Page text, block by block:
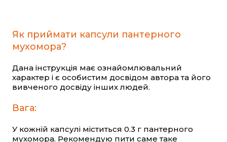
Як приймати капсули пантерного
мухомора?
Дана інструкція має ознайомлювальний
характер і є особистим досвідом автора та його
вивченого досвіду інших людей.
Вага:
У кожній капсулі міститься 0.3 г пантерного
мухомора. Рекомендую пити саме таке